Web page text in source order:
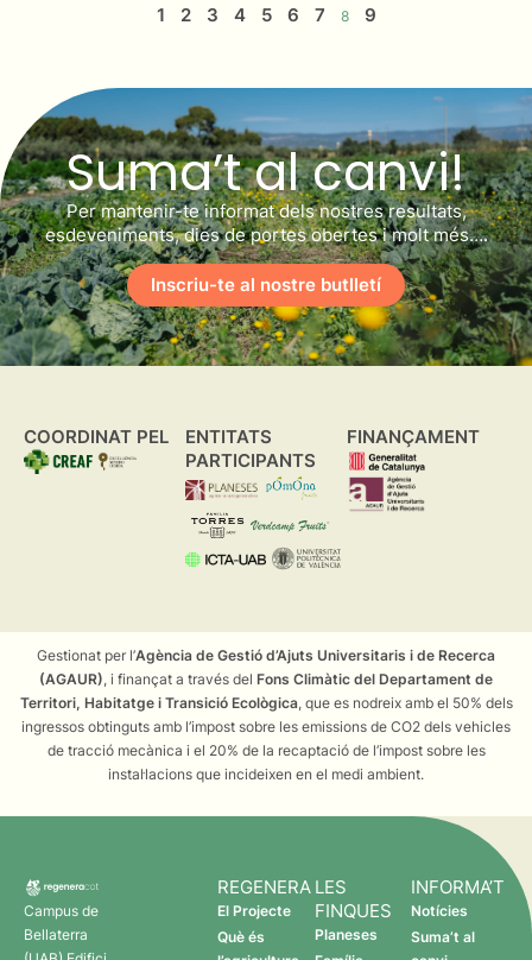
1 2 3 4 5 6 7 8 9
Suma’t al canvi!
Per mantenir-te informat dels nostres resultats,
esdeveniments, dies de portes obertes i molt més….
Inscriu-te al nostre butlletí
COORDINAT PEL
ENTITATS
PARTICIPANTS
FINANÇAMENT
Gestionat per l’Agència de Gestió d’Ajuts Universitaris i de Recerca
(AGAUR), i finançat a través del Fons Climàtic del Departament de
Territori, Habitatge i Transició Ecològica, que es nodreix amb el 50% dels
ingressos obtinguts amb l’impost sobre les emissions de CO2 dels vehicles
de tracció mecànica i el 20% de la recaptació de l’impost sobre les
instal·lacions que incideixen en el medi ambient.
Campus de
Bellaterra
REGENERA
El Projecte
Què és
LES
FINQUES
Planeses
INFORMA’T
Notícies
Suma’t al